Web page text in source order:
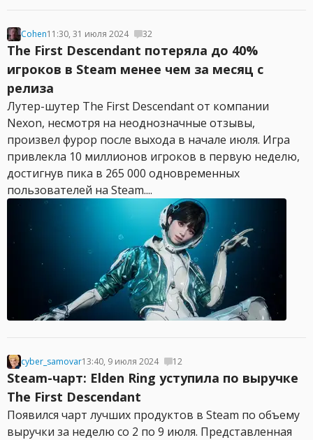
Cohen11:30, 31 июля 2024 32
The First Descendant потеряла до 40%
игроков в Steam менее чем за месяц с
релиза
Лутер-шутер The First Descendant от компании
Nexon, несмотря на неоднозначные отзывы,
произвел фурор после выхода в начале июля. Игра
привлекла 10 миллионов игроков в первую неделю,
достигнув пика в 265 000 одновременных
пользователей на Steam....
cyber_samovar13:40, 9 июля 2024 12
Steam-чарт: Elden Ring уступила по выручке
The First Descendant
Появился чарт лучших продуктов в Steam по объему
выручки за неделю со 2 по 9 июля. Представленная